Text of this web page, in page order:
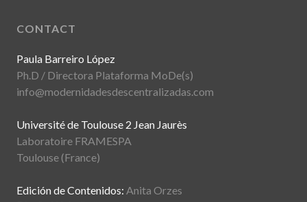
CONTACT
Paula Barreiro López
Ph.D / Directora Plataforma MoDe(s)
info@modernidadesdescentralizadas.com
Université de Toulouse 2 Jean Jaurès
Laboratoire FRAMESPA
Toulouse (France)
Edición de Contenidos: Anita Orzes